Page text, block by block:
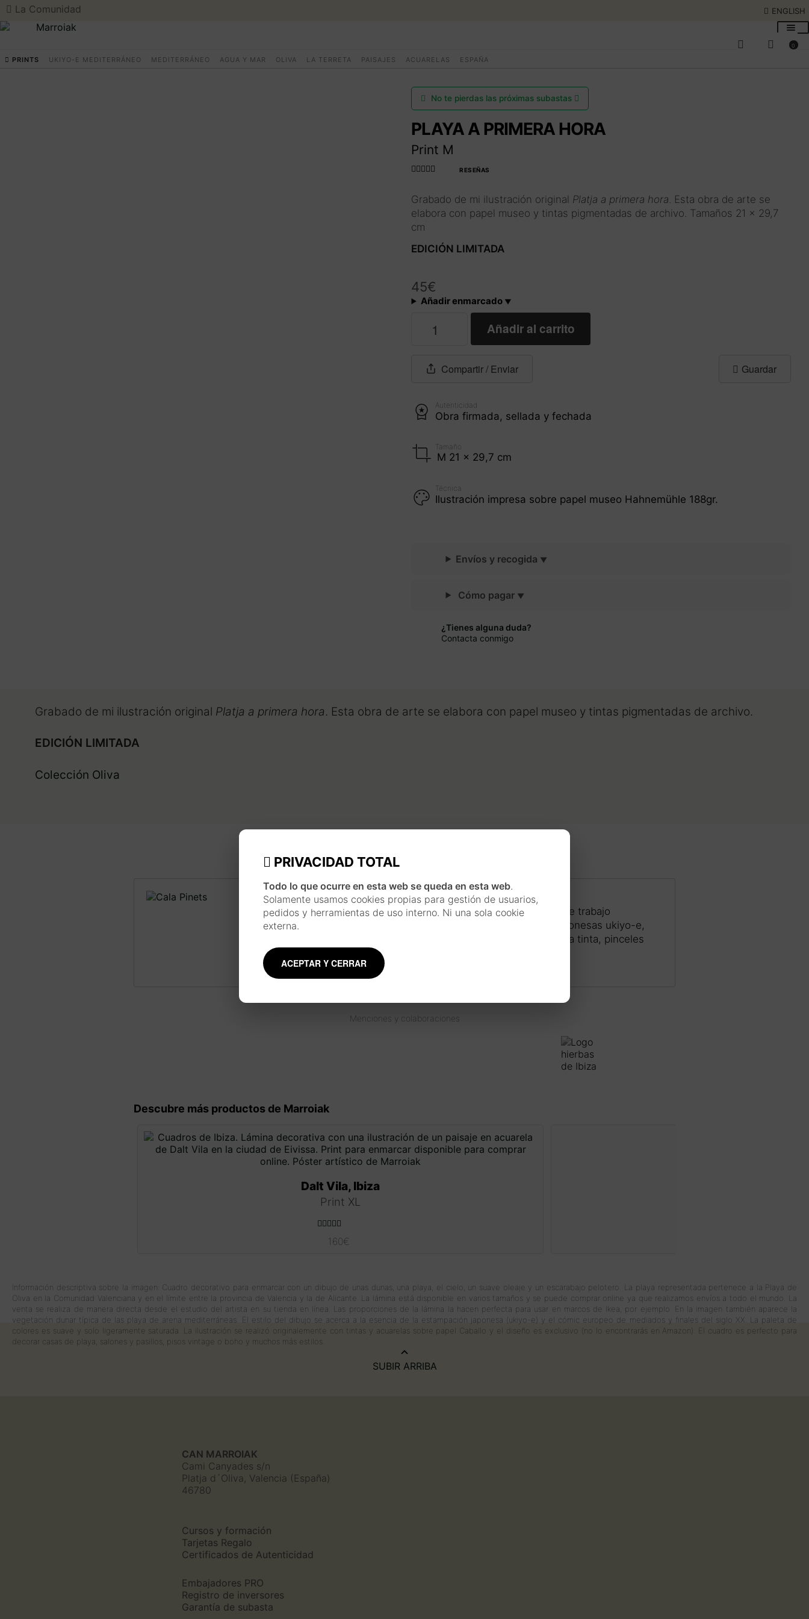
La Comunidad ENGLISH
navegación
BUSCAR ENGLISH
SUBASTAS DE ARTE
COMPRAR AHORA
COMUNIDAD
HORARIO VERANO
0
PRINTS UKIYO-E MEDITERRÁNEO MEDITERRÁNEO AGUA Y MAR OLIVA LA TERRETA PAISAJES ACUARELAS ESPAÑA
No te pierdas las próximas subastas
PLAYA A PRIMERA HORA
Print M
4.990566037
735849
RESEÑAS
Grabado de mi ilustración original Platja a primera hora . Esta obra de arte se
elabora con papel museo y tintas pigmentadas de archivo. Tamaños 21 x 29,7
cm
EDICIÓN LIMITADA
45€
Añadir enmarcado
cantidad
Añadir al carrito
Compartir/ Enviar Guardar
Autenticidad
Obra firmada, sellada y fechada
Tamaño
M 21 x 29,7 cm
Técnica
Ilustración impresa sobre papel museo Hahnemühle 188gr.
Envíos y recogida
Cómo pagar
¿Tienes alguna duda?
Contacta conmigo
Grabado de mi ilustración original Platja a primera hora. Esta obra de arte se elabora con papel museo y tintas pigmentadas de archivo.
EDICIÓN LIMITADA
Colección Oliva
INSPIRACIÓN JAPONESA
Cada pieza se realiza siguiendo un largo proceso de trabajo
inspirado en la técnica y estilo de las estampas japonesas ukiyo-e,
usando materiales tradicionales como la acuarela, la tinta, pinceles
y plumillas.Conoce más sobre el artista
Menciones y colaboraciones
Descubre más productos de Marroiak
Dalt Vila, Ibiza
Print XL
Valorado con
160€
Información descriptiva sobre la imagen: Cuadro decorativo para enmarcar con un dibujo de unas dunas, una playa, el cielo, un suave oleaje y un escarabajo pelotero. La playa representada pertenece a la Playa de
Oliva en la Comunidad Valenciana y en el límite entre la provincia de Valencia y la de Alicante. La lámina está disponible en varios tamaños y se puede comprar online ya que realizamos envíos a todo el mundo. La
venta se realiza de manera directa desde el estudio del artista en su tienda en línea. Las proporciones de la lámina la hacen perfecta para usar en marcos de Ikea, por ejemplo. En la imagen también aparece la
vegetación dunar típica de las playa de arena mediterráneas. El estilo del dibujo se acerca a la esencia de la estampación japonesa (ukiyo-e) y el cómic europeo de mediados y finales del siglo XX. La paleta de
colores es suave y solo ligeramente saturada. La ilustración se realizó originalemente con tintas y acuarelas sobre papel Caballo y el diseño es exclusivo (no lo encontrarás en Amazon). El cuadro es perfecto para
decorar casas de playa, salones y pasillos, pisos vintage o boho y muchos más estilos.
SUBIR ARRIBA
CAN MARROIAK
Cami Canyades s/n
Platja d´Oliva, Valencia (España)
46780
Cursos y formación
Tarjetas Regalo
Certificados de Autenticidad
Embajadores PRO
Registro de inversores
Garantía de subasta
PRIVACIDAD TOTAL
Todo lo que ocurre en esta web se queda en esta web.
Solamente usamos cookies propias para gestión de usuarios,
pedidos y herramientas de uso interno. Ni una sola cookie
externa.
ACEPTAR Y CERRAR